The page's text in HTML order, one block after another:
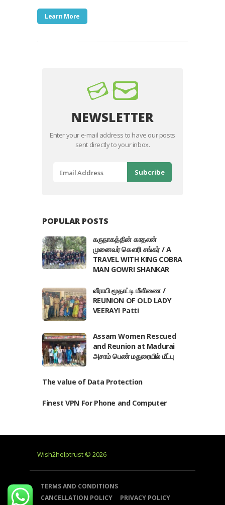
Learn More
NEWSLETTER
Enter your e-mail address to have our posts
sent directly to your inbox.
POPULAR POSTS
கருநாகத்தின் காதலன்
முனைவர் கௌரி சங்கர் / A
TRAVEL WITH KING COBRA
MAN GOWRI SHANKAR
வீராயி மூதாட்டி மீளிணை /
REUNION OF OLD LADY
VEERAYI Patti
Assam Women Rescued
and Reunion at Madurai
அசாம் பெண் மதுரையில் மீட்பு
The value of Data Protection
Finest VPN For Phone and Computer
Wish2helptrust © 2026
TERMS AND CONDITIONS
CANCELLATION POLICY
PRIVACY POLICY